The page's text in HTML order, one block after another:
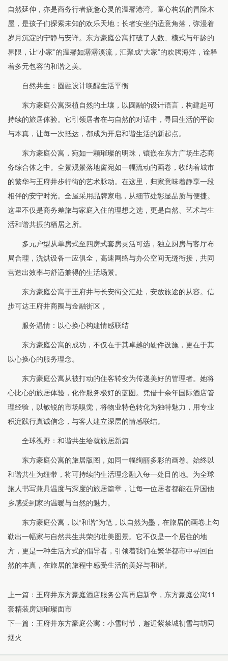
自然延伸，亦是商务行者疲惫心灵的温馨港湾。童心构筑的冒险木
屋，是孩子们探索未知的欢乐天地；长者安坐的适意角落，弥漫着
岁月沉淀的宁静与安详。东方豪庭公寓打破了人数、模式与年龄的
界限，让“小家”的温馨如潺潺溪流，汇聚成“大家”的欢腾海洋，诠释
着多元包容的和谐之美。
自然共生：圆融设计唤醒生活平衡
东方豪庭公寓深植自然的土壤，以圆融的设计语言，构建起可
持续的旅居体验。它引领居者在与自然的对话中，寻回生活的平衡
与本真，让每一次抵达，都成为开启和谐生活的新起点。
东方豪庭公寓，宛如一颗璀璨的明珠，镶嵌在东方广场生态商
务综合体之中。全景观景落地窗宛如一幅流动的画卷，收纳着城市
的繁华与王府井步行街的艺术脉动。在这里，归家意味着静享一段
相伴的安宁时光。全屋采用品牌家电，从细节处彰显品质与便捷。
这里不仅是商务差旅与家庭入住的理想之选，更是自然、艺术与生
活和谐共振的栖居之所。
多元户型从单房式至四房式套房灵活可选，独立厨房与客厅布
局合理，洗烘设备一应俱全，高速网络与办公空间无缝衔接，共同
营造出效率与舒适兼得的生活场景。
东方豪庭公寓于王府井与长安街交汇处，安放旅途的从容。信
步可达王府井商圈与金融街区，
服务温情：以心换心构建情感联结
东方豪庭公寓的成功，不仅在于其卓越的硬件设施，更在于其
以心换心的服务理念。
东方豪庭公寓从被打动的住客转变为传递美好的管理者。她将
心比心的旅居体验，化作服务极好的蓝图。凭借十余年国际酒店管
理经验，以敏锐的市场嗅觉，将物业特色转化为独特魅力，用专业
积淀践行真诚信念，与客人建立深层的情感联结。
全球视野：和谐共生绘就旅居新篇
东方豪庭公寓的旅居版图，如同一幅绚丽多彩的画卷。始终以
和谐共生为纽带，将可持续的生活理念融入每一处目的地。为全球
旅人书写兼具温度与深度的旅居篇章，让每一位居者都能在异国他
乡感受到家的温暖与自然的魅力。
东方豪庭公寓，以“和谐”为笔，以自然为墨，在旅居的画卷上勾
勒出一幅家与自然共生共荣的壮美图景。它不仅是一个居住的地
方，更是一种生活方式的倡导者，引领着我们在繁华都市中寻回自
然的本真，在旅居的旅程中感受生活的美好与和谐。
上一篇： 王府井东方豪庭酒店服务公寓再启新章，东方豪庭公寓11
套精装房源璀璨面市
下一篇： 王府井东方豪庭公寓：小雪时节，邂逅紫禁城初雪与胡同
烟火